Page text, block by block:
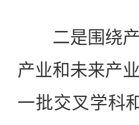
二是围绕产
产业和未来产
一批交叉学科